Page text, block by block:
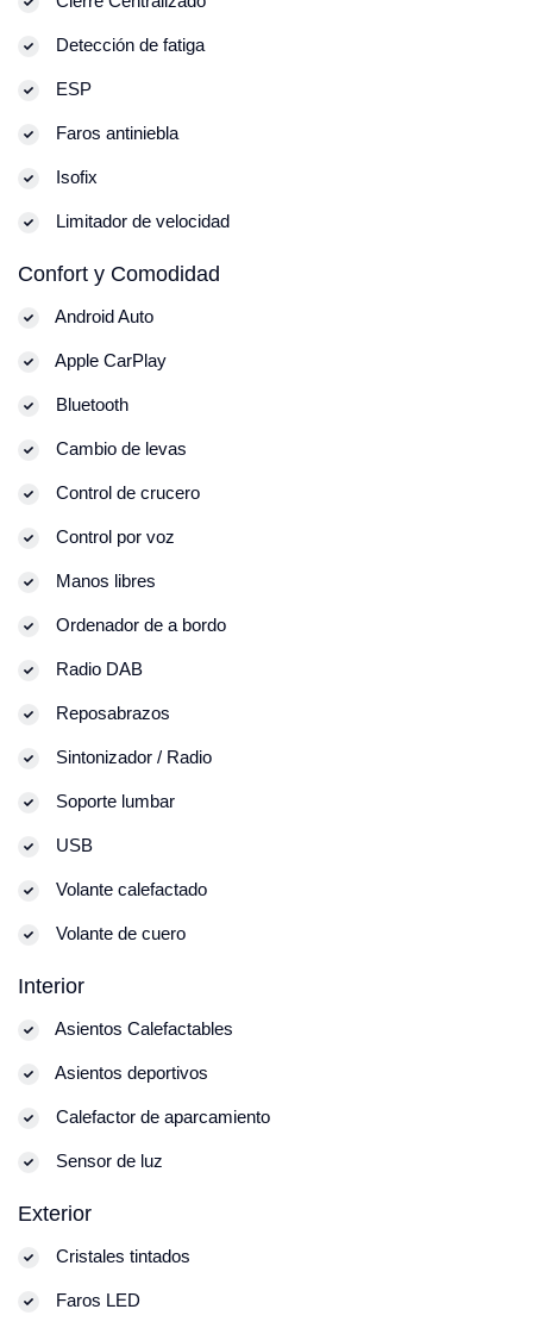
Detección de fatiga
ESP
Faros antiniebla
Isofix
Limitador de velocidad
Confort y Comodidad
Android Auto
Apple CarPlay
Bluetooth
Cambio de levas
Control de crucero
Control por voz
Manos libres
Ordenador de a bordo
Radio DAB
Reposabrazos
Sintonizador / Radio
Soporte lumbar
USB
Volante calefactado
Volante de cuero
Interior
Asientos Calefactables
Asientos deportivos
Calefactor de aparcamiento
Sensor de luz
Exterior
Cristales tintados
Faros LED